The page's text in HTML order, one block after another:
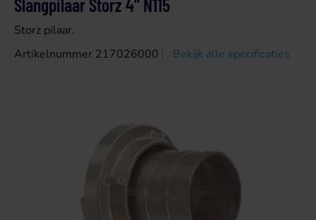
Slangpilaar Storz 4" N115
Storz pilaar.
Artikelnummer 217026000
Bekijk alle specificaties